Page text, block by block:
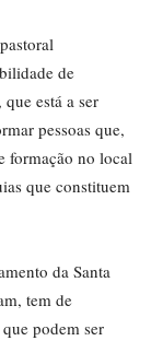
de
está a ser
pessoas que,
formação no local
que constituem
da Santa
tem de
podem ser